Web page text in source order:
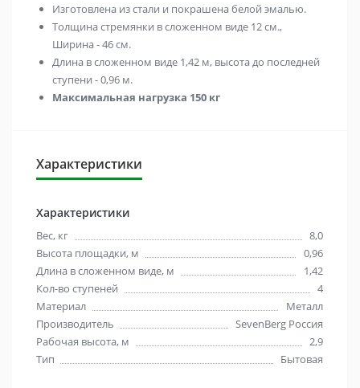
Изготовлена из стали и покрашена белой эмалью.
Толщина стремянки в сложенном виде 12 см.,
Ширина - 46 см.
Длина в сложенном виде 1,42 м, высота до последней
ступени - 0,96 м.
Максимальная нагрузка 150 кг
Характеристики
Характеристики
Вес, кг
8,0
Высота площадки, м
0,96
Длина в сложенном виде, м
1,42
Кол-во ступеней
4
Материал
Металл
Производитель
SevenBerg Россия
Рабочая высота, м
2,9
Тип
Бытовая